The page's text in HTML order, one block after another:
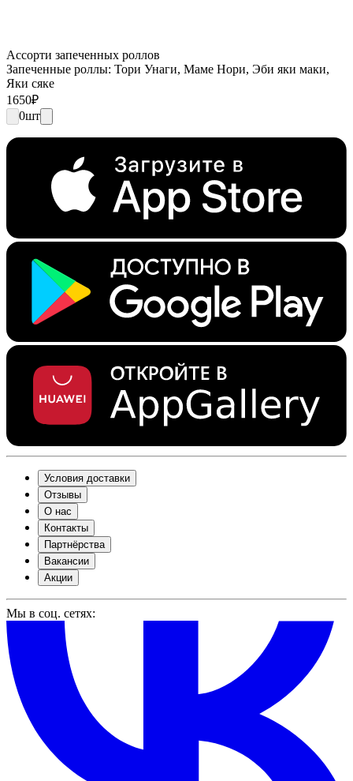
Ассорти запеченных роллов
Запеченные роллы: Тори Унаги, Маме Нори, Эби яки маки,
Яки сяке
1650₽
0шт
Условия доставки
Отзывы
О нас
Контакты
Партнёрства
Вакансии
Акции
Мы в соц. сетях: